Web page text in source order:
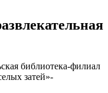
библиотека-филиал
затей»-